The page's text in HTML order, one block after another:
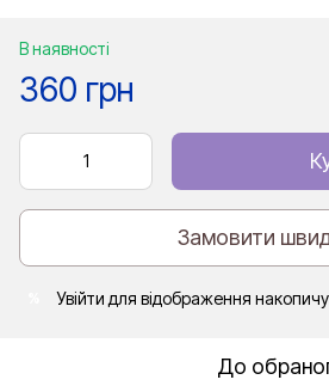
В наявності
360 грн
Замовити
Увійти для відображення
До